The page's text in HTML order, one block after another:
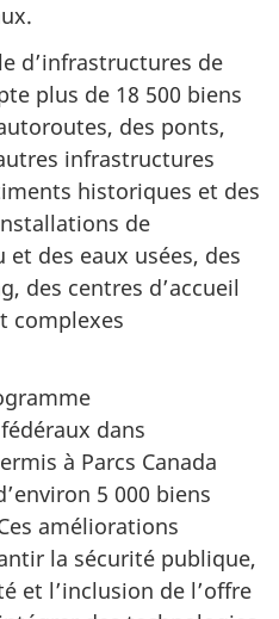
d’infrastructures de
plus de 18 500 biens
des ponts,
infrastructures
historiques et des
de
des eaux usées, des
des centres d’accueil
complexes
dans
à Parcs Canada
5 000 biens
améliorations
la sécurité publique,
et l’inclusion de l’offre